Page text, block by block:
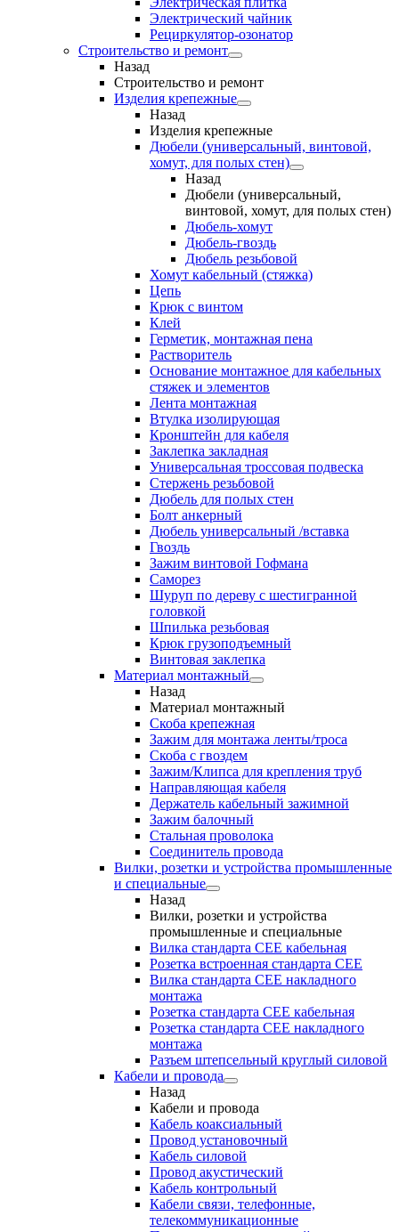
Электрический чайник
Рециркулятор-озонатор
Строительство и ремонт
Назад
Строительство и ремонт
Изделия крепежные
Назад
Изделия крепежные
Дюбели (универсальный, винтовой,
хомут, для полых стен)
Назад
Дюбели (универсальный,
винтовой, хомут, для полых стен)
Дюбель-хомут
Дюбель-гвоздь
Дюбель резьбовой
Хомут кабельный (стяжка)
Цепь
Крюк с винтом
Клей
Герметик, монтажная пена
Растворитель
Основание монтажное для кабельных
стяжек и элементов
Лента монтажная
Втулка изолирующая
Кронштейн для кабеля
Заклепка закладная
Универсальная троссовая подвеска
Стержень резьбовой
Дюбель для полых стен
Болт анкерный
Дюбель универсальный /вставка
Гвоздь
Зажим винтовой Гофмана
Саморез
Шуруп по дереву с шестигранной
головкой
Шпилька резьбовая
Крюк грузоподъемный
Винтовая заклепка
Материал монтажный
Назад
Материал монтажный
Скоба крепежная
Зажим для монтажа ленты/троса
Скоба с гвоздем
Зажим/Клипса для крепления труб
Направляющая кабеля
Держатель кабельный зажимной
Зажим балочный
Стальная проволока
Соединитель провода
Вилки, розетки и устройства промышленные
и специальные
Назад
Вилки, розетки и устройства
промышленные и специальные
Вилка стандарта CEE кабельная
Розетка встроенная стандарта CEE
Вилка стандарта CEE накладного
монтажа
Розетка стандарта СЕЕ кабельная
Розетка стандарта СЕЕ накладного
монтажа
Разъем штепсельный круглый силовой
Кабели и провода
Назад
Кабели и провода
Кабель коаксиальный
Провод установочный
Кабель силовой
Провод акустический
Кабель контрольный
Кабели связи, телефонные,
телекоммуникационные